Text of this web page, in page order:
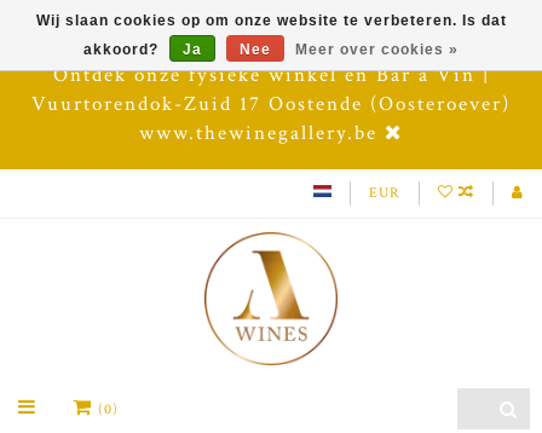
Ontdek onze fysieke winkel en Bar à Vin |
Vuurtorendok-Zuid 17 Oostende (Oosteroever)
www.thewinegallery.be
EUR
(0)
Wij slaan cookies op om onze website te verbeteren. Is dat
akkoord?
Ja Nee Meer over cookies »